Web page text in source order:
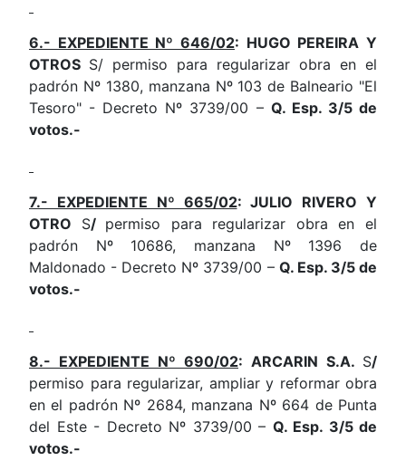
6.- EXPEDIENTE Nº 646/02: HUGO PEREIRA Y
OTROS S/ permiso para regularizar obra en el
padrón Nº 1380, manzana Nº 103 de Balneario "El
Tesoro" - Decreto Nº 3739/00 – Q. Esp. 3/5 de
votos.-
7.- EXPEDIENTE Nº 665/02: JULIO RIVERO Y
OTRO S/ permiso para regularizar obra en el
padrón Nº 10686, manzana Nº 1396 de
Maldonado - Decreto Nº 3739/00 – Q. Esp. 3/5 de
votos.-
8.- EXPEDIENTE Nº 690/02: ARCARIN S.A. S/
permiso para regularizar, ampliar y reformar obra
en el padrón Nº 2684, manzana Nº 664 de Punta
del Este - Decreto Nº 3739/00 – Q. Esp. 3/5 de
votos.-